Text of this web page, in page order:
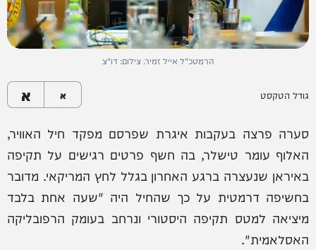
הרמטכ"ל אייל זמיר. צילום: דו"צ
גודל הטקסט א א
סערה פרצה בעקבות איגרת שפרסם מפקד חיל האוויר,
האלוף עומר טישלר, בה חשף פרטים רגישים על תקיפה
באיראן שנעצרה ברגע האחרון בגלל לחץ המריקאי. מדובר
בחשיפה דרמטית על כך שהחיל היה "שעה אחת בלבד
מיציאה למטס תקיפה היסטורי ונרחב בעומק הרפובליקה
האסלאמית".